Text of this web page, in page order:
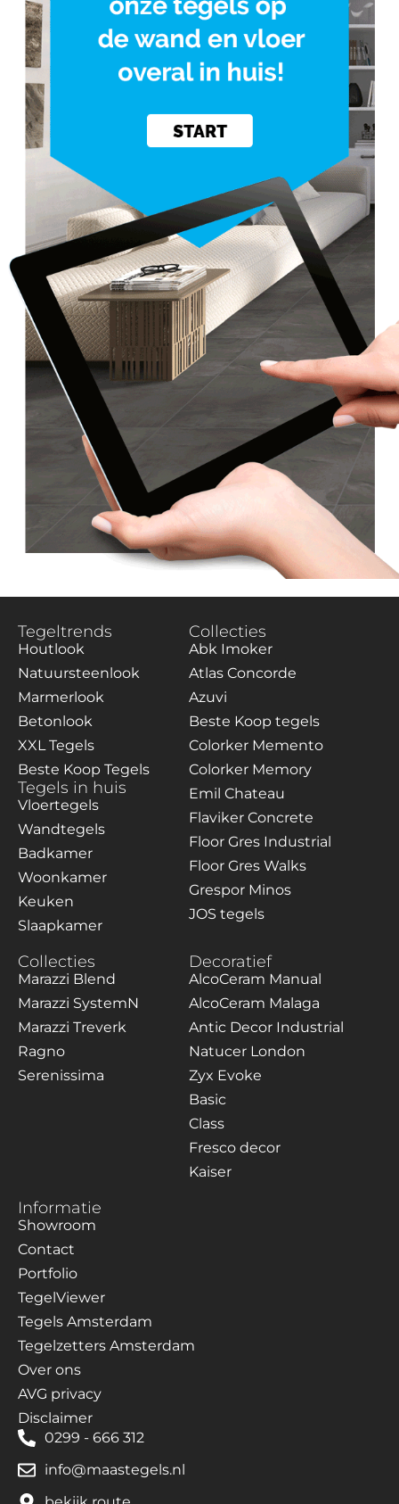
Tegeltrends
Houtlook
Natuursteenlook
Marmerlook
Betonlook
XXL Tegels
Beste Koop Tegels
Tegels in huis
Vloertegels
Wandtegels
Badkamer
Woonkamer
Keuken
Slaapkamer
Collecties
Abk Imoker
Atlas Concorde
Azuvi
Beste Koop tegels
Colorker Memento
Colorker Memory
Emil Chateau
Flaviker Concrete
Floor Gres Industrial
Floor Gres Walks
Grespor Minos
JOS tegels
Collecties
Marazzi Blend
Marazzi SystemN
Marazzi Treverk
Ragno
Serenissima
Decoratief
AlcoCeram Manual
AlcoCeram Malaga
Antic Decor Industrial
Natucer London
Zyx Evoke
Basic
Class
Fresco decor
Kaiser
Informatie
Showroom
Contact
Portfolio
TegelViewer
Tegels Amsterdam
Tegelzetters Amsterdam
Over ons
AVG privacy
Disclaimer
0299 - 666 312
info@maastegels.nl